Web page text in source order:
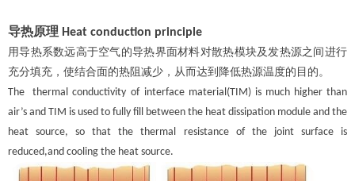
导热原理 Heat conduction principle
用导热系数远高于空气的导热界面材料对散热模块及发热源之间进行
充分填充 ，使结合面的热阻 减少 ，从而达到降低热源温度的目的。
The
thermal conductivity of interface material(TIM) is much higher than
air’s and TIM is used to fully fill between the heat dissipation module and the
heat source, so that the thermal resistance of the joint surface is
reduced,and cooling the heat source.